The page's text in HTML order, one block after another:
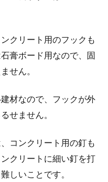
クリート用のフックも
膏ボード用なので、固
せん。
材なので、フックが外
せません。
コンクリート用の釘も
クリートに細い釘を打
しいことです。